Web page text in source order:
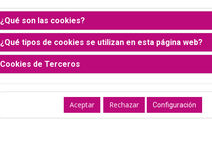
¿Qué son las cookies?
¿Qué tipos de cookies se utilizan en esta página web?
Cookies de Terceros
Configuración